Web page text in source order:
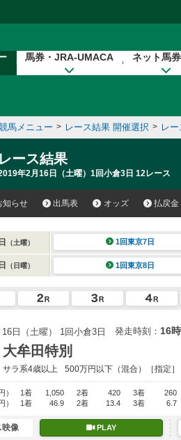
馬券・JRA-UMACA ネット馬
馬メニュー > レース結果 開催選択 > レ
レース結果
年2月16日（土曜）1回小倉3日 12レース
知らせ 出馬表 オッズ 払戻金
（土曜） 1回東京7日
（日曜） 1回東京8日
日（土曜） 1回小倉3日 発走時刻： 16
大牟田特別
サラ系4歳以上 500万円以下 （混合）［指定］
） 1着 1,050 2着 420 3着
260
） 1着 46.9 2着 13.4 3着 6.7
映像 PLAY